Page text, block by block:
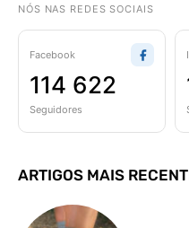
NÓS NAS REDES SOCIAIS
Facebook
114 622
Seguidores
ARTIGOS MAIS